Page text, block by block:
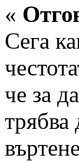
«
Сега
че за
трябва